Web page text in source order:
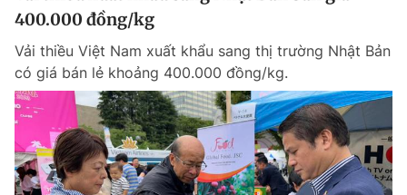
400.000 đồng/kg
Vải thiều Việt Nam xuất khẩu sang thị trường Nhật Bản
có giá bán lẻ khoảng 400.000 đồng/kg.